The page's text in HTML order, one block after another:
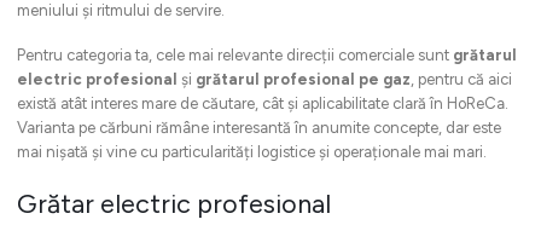
meniului și ritmului de servire.
Pentru categoria ta, cele mai relevante direcții comerciale sunt grătarul
electric profesional și grătarul profesional pe gaz, pentru că aici
există atât interes mare de căutare, cât și aplicabilitate clară în HoReCa.
Varianta pe cărbuni rămâne interesantă în anumite concepte, dar este
mai nișată și vine cu particularități logistice și operaționale mai mari.
Grătar electric profesional